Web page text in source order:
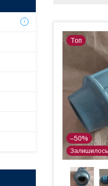
Топ
–50%
Залишилось